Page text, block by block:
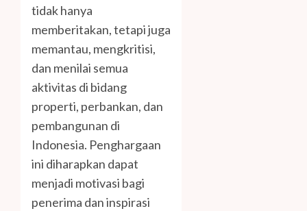
tidak hanya
memberitakan, tetapi juga
memantau, mengkritisi,
dan menilai semua
aktivitas di bidang
properti, perbankan, dan
pembangunan di
Indonesia. Penghargaan
ini diharapkan dapat
menjadi motivasi bagi
penerima dan inspirasi